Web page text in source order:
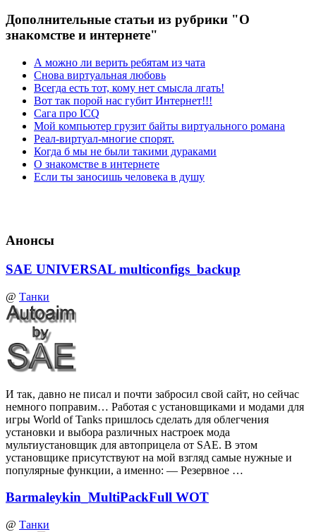
Дополнительные статьи из рубрики "О
знакомстве и интернете"
А можно ли верить ребятам из чата
Снова виртуальная любовь
Всегда есть тот, кому нет смысла лгать!
Вот так порой нас губит Интернет!!!
Сага про ICQ
Мой компьютер грузит байты виртуального романа
Реал-виртуал-многие спорят.
Когда б мы не были такими дураками
О знакомстве в интернете
Если ты заносишь человека в душу
Анонсы
SAE UNIVERSAL multiconfigs_backup
@ Танки
И так, давно не писал и почти забросил свой сайт, но сейчас
немного поправим… Работая с установщиками и модами для
игры World of Tanks пришлось сделать для облегчения
установки и выбора различных настроек мода
мультиустановщик для автоприцела от SAE. В этом
установщике присутствуют на мой взгляд самые нужные и
популярные функции, а именно: — Резервное …
Barmaleykin_MultiPackFull WOT
@ Танки